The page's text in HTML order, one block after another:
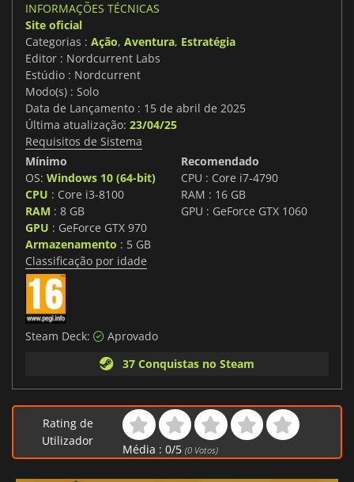
INFORMAÇÕES TÉCNICAS
Site oficial
Categorias : Ação, Aventura, Estratégia
Editor : Nordcurrent Labs
Estúdio : Nordcurrent
Modo(s) : Solo
Data de Lançamento : 15 de abril de 2025
Última atualização: 23/04/25
Requisitos de Sistema
Mínimo
OS: Windows 10 (64-bit)
CPU : Core i3-8100
RAM : 8 GB
GPU : GeForce GTX 970
Armazenamento : 5 GB
Recomendado
CPU : Core i7-4790
RAM : 16 GB
GPU : GeForce GTX 1060
Classificação por idade
Steam Deck:
Aprovado
37 Conquistas no Steam
Rating de
Utilizador
Média : 0/5 (0Votos)